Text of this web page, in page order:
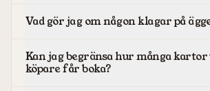
Vad gör jag om någon klagar på
Kan jag begränsa hur många
köpare får boka?